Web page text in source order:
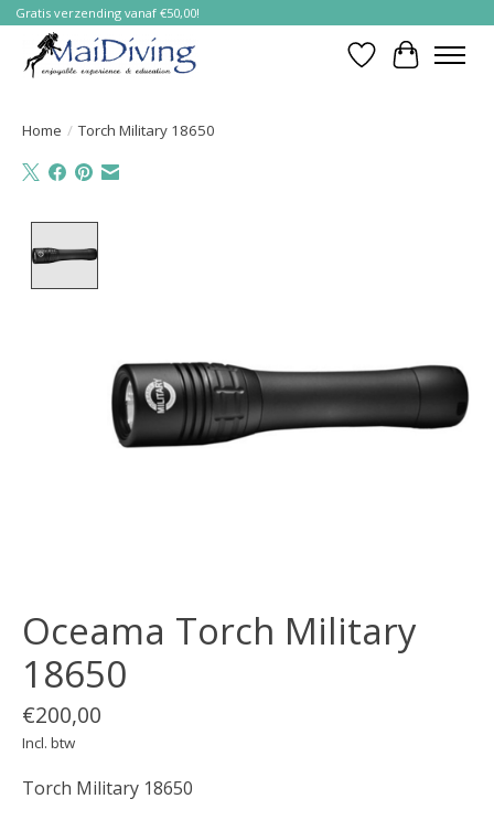
Gratis verzending vanaf €50,00!
Verlanglijst
Home / Torch Military 18650
Oceama Torch Military
18650
€200,00
Incl. btw
Torch Military 18650